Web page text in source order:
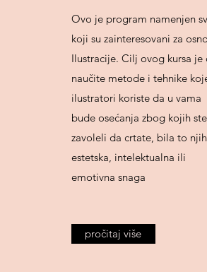
Ovo je program namenjen
koji su zainteresovani za
Ilustracije. Cilj ovog kursa je
naučite metode i tehnike
ilustratori koriste da u vama
bude osećanja zbog kojih ste
zavoleli da crtate, bila to
estetska, intelektualna ili
emotivna snaga
pročitaj više